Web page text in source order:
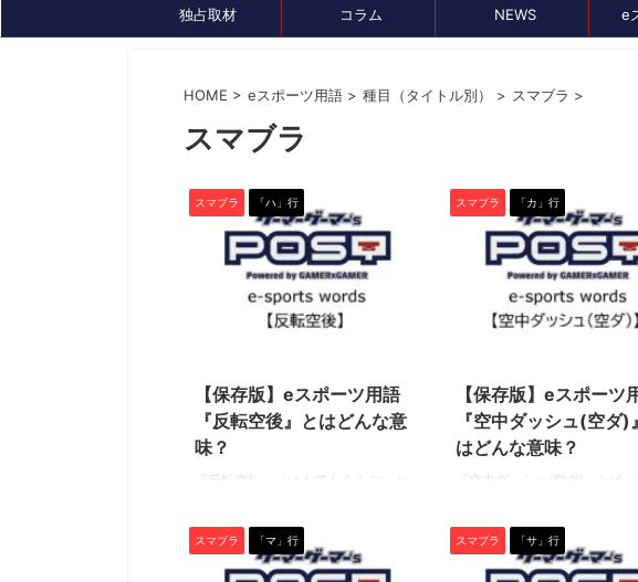
独占取材 コラム NEWS e
HOME > eスポーツ用語 > 種目（タイトル別） > スマブラ >
スマブラ
スマブラ 「ハ」行
【保存版】eスポーツ用語
『反転空後』とはどんな意
味？
『反転空後』（はんてんくうご）と
プクラスの人気を誇るeスポーツタイ
トル『大乱闘スマッシュブラザーズ
SP』の中で使われる専門用語です。
スマブラ 「カ」行
【保存版】eスポーツ
『空中ダッシュ(空ダ)
はどんな意味？
『空中ダッシュ(空ダ)』とは
人気を誇るeスポーツタイトル
闘スマッシュブラザーズSP』
使われる専門用語です。 ぜひ
スマブラ 「マ」行 スマブラ 「サ」行
2024/7/26
ルンファク』展が8/4(日)まで開催中！ゲ
ムDL版も7月末まで最大50％OFFセール
クトリー』の展覧会が開催中です。 期間は
金)～8/4(日)の10日間のみなので、ファンの方
お見逃しなく！繊細なタッチで描かれた魅力的な
2024/8/
ゲーミングデバイス比較メディア
『GameLens』に掲載されました！
GameLensさんでは、PCに限らず家庭用ゲーム機を
含む様々なハードのデバイスや、プロゲーマーやス
トリーマーが使用しているデバイスを紹介してい